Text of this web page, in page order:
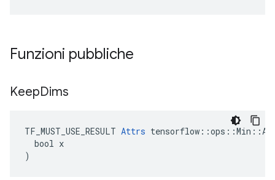
Funzioni pubbliche
KeepDims
TF_MUST_USE_RESULT Attrs
  bool x
)